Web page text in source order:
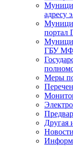
адресу
портал
ГБУ
Меры
Другая
Новости